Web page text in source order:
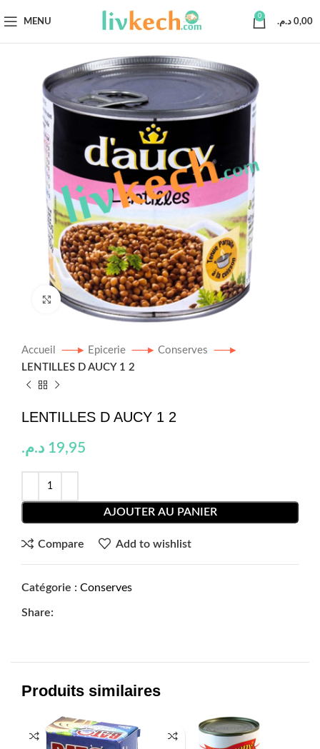
MENU
0
0,00 د.م.
Click to enlarge
Accueil Epicerie
Conserves
LENTILLES D AUCY 1 2
LENTILLES D AUCY 1 2
19,95 د.م.
AJOUTER AU PANIER
Compare Add to wishlist
Catégorie : Conserves
Share:
Produits similaires